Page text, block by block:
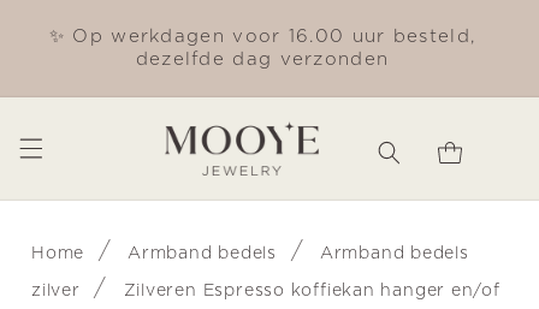
naar de
✨ Op werkdagen voor 16.00 uur besteld,
dezelfde dag verzonden
Winkelwagen
Home / Armband bedels / Armband bedels
zilver / Zilveren Espresso koffiekan hanger en/of